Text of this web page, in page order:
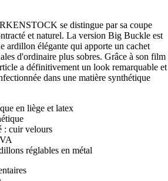
se distingue par sa coupe
et naturel. La version Big Buckle est
ardillon élégante qui apporte un cachet
d'ordinaire plus sobres. Grâce à son film
a définitivement un look remarquable et
dans une matière synthétique
en liège et latex
: cuir velours
réglables en métal